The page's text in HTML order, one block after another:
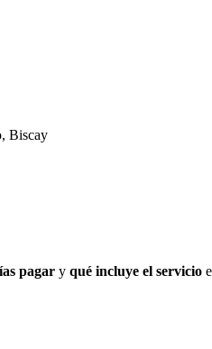
Biscay
pagar y qué incluye el servicio